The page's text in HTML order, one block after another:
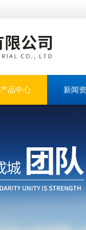
产品中心 新闻